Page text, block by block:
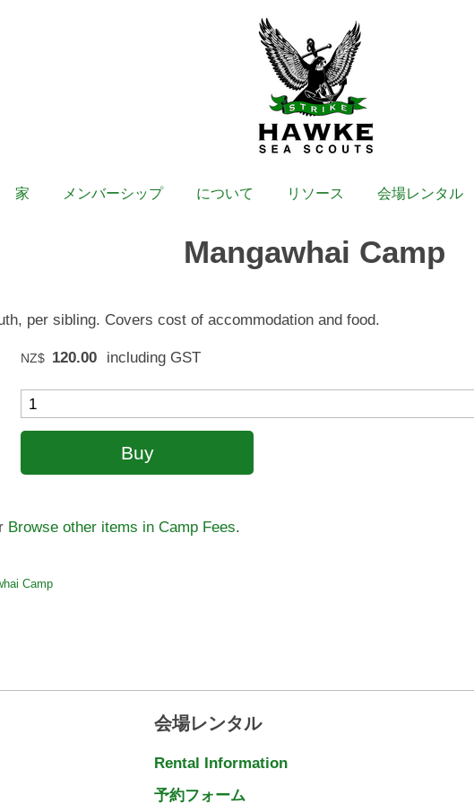
家 メンバーシップ について リソース 会場レンタル
Mangawhai Camp
per sibling. Covers cost of accommodation and food.
NZ$ 120.00 including GST
Browse other items in Camp Fees.
Camp
会場レンタル
Rental Information
予約フォーム